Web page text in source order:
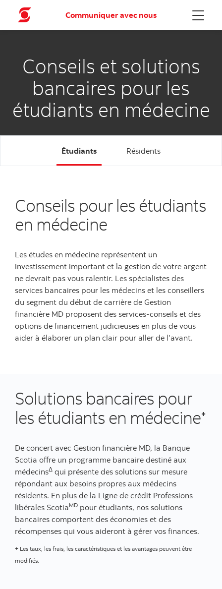
Menu
Communiquer avec nous
Conseils et solutions
bancaires pour les
étudiants en médecine
Étudiants Résidents
Conseils pour les étudiants
en médecine
Les études en médecine représentent un
investissement important et la gestion de votre argent
ne devrait pas vous ralentir. Les spécialistes des
services bancaires pour les médecins et les conseillers
du segment du début de carrière de Gestion
financière MD proposent des services-conseils et des
options de financement judicieuses en plus de vous
aider à élaborer un plan clair pour aller de l’avant.
Solutions bancaires pour
les étudiants en médecine+
De concert avec Gestion financière MD, la Banque
Scotia offre un programme bancaire destiné aux
médecinsΔ qui présente des solutions sur mesure
répondant aux besoins propres aux médecins
résidents. En plus de la Ligne de crédit Professions
libérales ScotiaMD pour étudiants, nos solutions
bancaires comportent des économies et des
récompenses qui vous aideront à gérer vos finances.
+ Les taux, les frais, les caractéristiques et les avantages peuvent être
modifiés.